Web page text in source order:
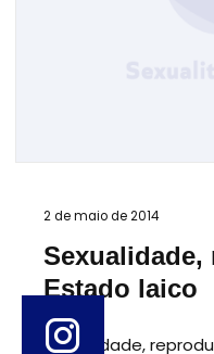
2 de maio de 2014
Sexualidade,
Estado laico
Sexualidade,